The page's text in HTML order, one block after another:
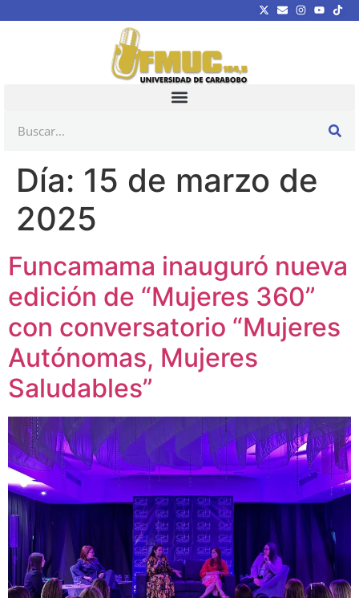
Día: 15 de marzo de
2025
Funcamama inauguró nueva
edición de “Mujeres 360”
con conversatorio “Mujeres
Autónomas, Mujeres
Saludables”